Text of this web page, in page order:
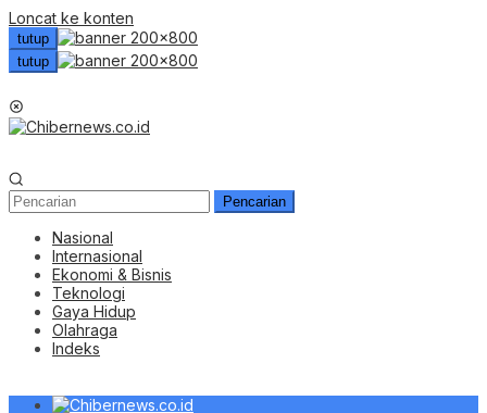
Loncat ke konten
tutup
tutup
Pencarian
Nasional
Internasional
Ekonomi & Bisnis
Teknologi
Gaya Hidup
Olahraga
Indeks